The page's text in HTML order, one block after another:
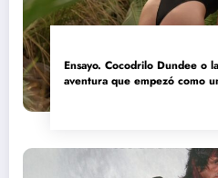
Ensayo. Cocodrilo Dundee o
aventura que empezó como